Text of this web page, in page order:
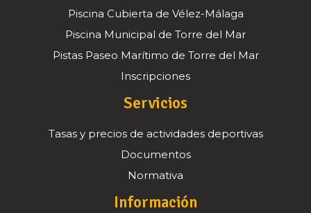
Piscina Cubierta de Vélez-Málaga
Piscina Municipal de Torre del Mar
Pistas Paseo Marítimo de Torre del Mar
Inscripciones
Servicios
Tasas y precios de actividades deportivas
Documentos
Normativa
Información